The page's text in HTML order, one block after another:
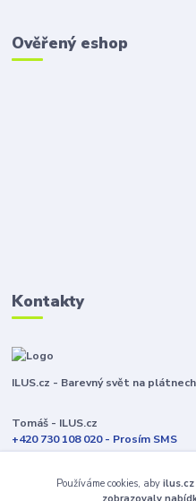
Ověřený eshop
Kontakty
ILUS.cz - Barevný svět na plátnech
Tomáš - ILUS.cz
+420 730 108 020 - Prosím SMS
Jsme většinu času ve výrobě
info@ilus.cz
Používáme cookies, aby
zobrazovaly